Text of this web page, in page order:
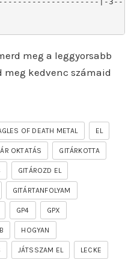
meg a leggyorsabb
kedvenc számaid
OF DEATH METAL EL
OKTATÁS GITÁRKOTTA
GITÁROZD EL
GITÁRTANFOLYAM
GP4 GPX
HOGYAN
JÁTSSZAM EL LECKE